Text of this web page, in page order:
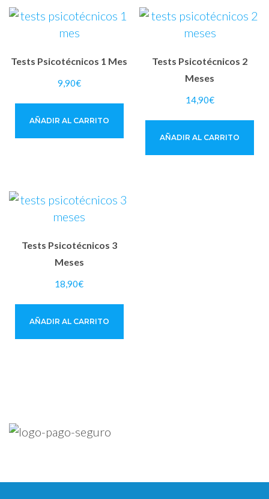
Tests Psicotécnicos 1 Mes
9,90€
AÑADIR AL CARRITO
Tests Psicotécnicos 2
Meses
14,90€
AÑADIR AL CARRITO
Tests Psicotécnicos 3
Meses
18,90€
AÑADIR AL CARRITO